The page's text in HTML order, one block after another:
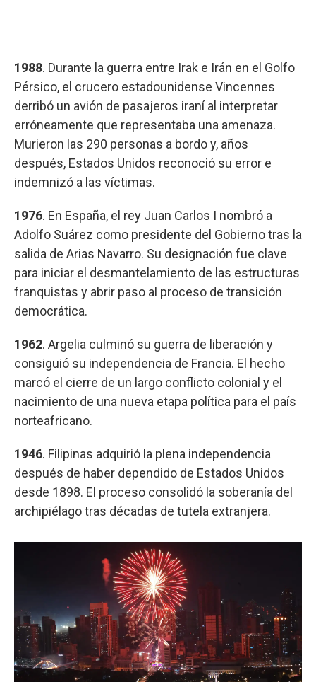
1988. Durante la guerra entre Irak e Irán en el Golfo
Pérsico, el crucero estadounidense Vincennes
derribó un avión de pasajeros iraní al interpretar
erróneamente que representaba una amenaza.
Murieron las 290 personas a bordo y, años
después, Estados Unidos reconoció su error e
indemnizó a las víctimas.
1976. En España, el rey Juan Carlos I nombró a
Adolfo Suárez como presidente del Gobierno tras la
salida de Arias Navarro. Su designación fue clave
para iniciar el desmantelamiento de las estructuras
franquistas y abrir paso al proceso de transición
democrática.
1962. Argelia culminó su guerra de liberación y
consiguió su independencia de Francia. El hecho
marcó el cierre de un largo conflicto colonial y el
nacimiento de una nueva etapa política para el país
norteafricano.
1946. Filipinas adquirió la plena independencia
después de haber dependido de Estados Unidos
desde 1898. El proceso consolidó la soberanía del
archipiélago tras décadas de tutela extranjera.